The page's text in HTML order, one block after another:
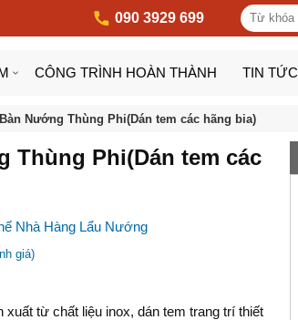
090 3929 699
CÔNG TRÌNH HOÀN THÀNH TIN TỨC
Bàn Nướng Thùng Phi(Dán tem các hãng bia)
Thùng Phi(Dán tem các
Nhà Hàng Lẩu Nướng
giá)
xuất từ chất liệu inox, dán tem trang trí thiết